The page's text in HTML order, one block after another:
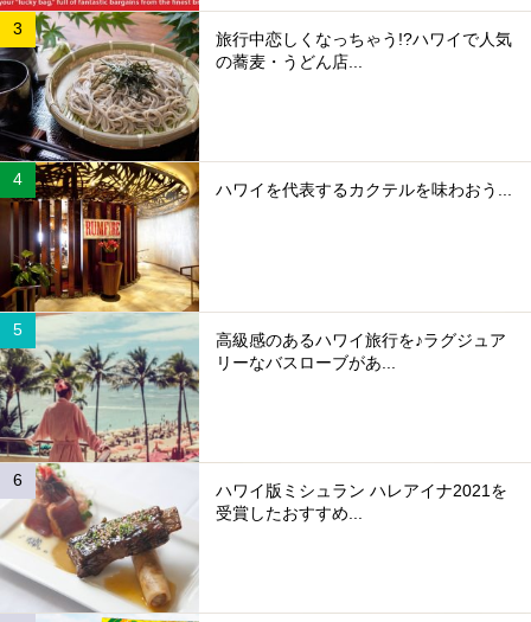
旅行中恋しくなっちゃう!?ハワイで人気
の蕎麦・うどん店...
ハワイを代表するカクテルを味わおう...
高級感のあるハワイ旅行を♪ラグジュア
リーなバスローブがあ...
ハワイ版ミシュラン ハレアイナ2021を
受賞したおすすめ...